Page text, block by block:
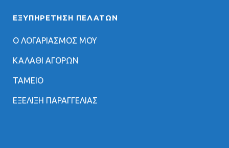
ΕΞΥΠΗΡΈΤΗΣΗ ΠΕΛΑΤΏΝ
Ο ΛΟΓΑΡΙΑΣΜΟΣ ΜΟΥ
ΚΑΛΑΘΙ ΑΓΟΡΩΝ
ΤΑΜΕΙΟ
ΕΞΕΛΙΞΗ ΠΑΡΑΓΓΕΛΙΑΣ